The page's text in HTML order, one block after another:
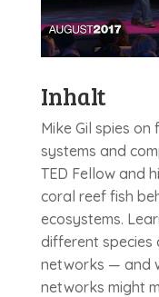
Inhalt
Mike Gil spies
systems and
TED Fellow and
coral reef fish
ecosystems.
different species
networks — and
networks might